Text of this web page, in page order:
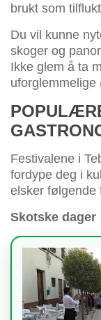
brukt som
Du vil kunne
skoger og
Ikke glem å ta
uforglemmelige
Festivalene i
fordype deg i
elsker følgende
Skotske dager